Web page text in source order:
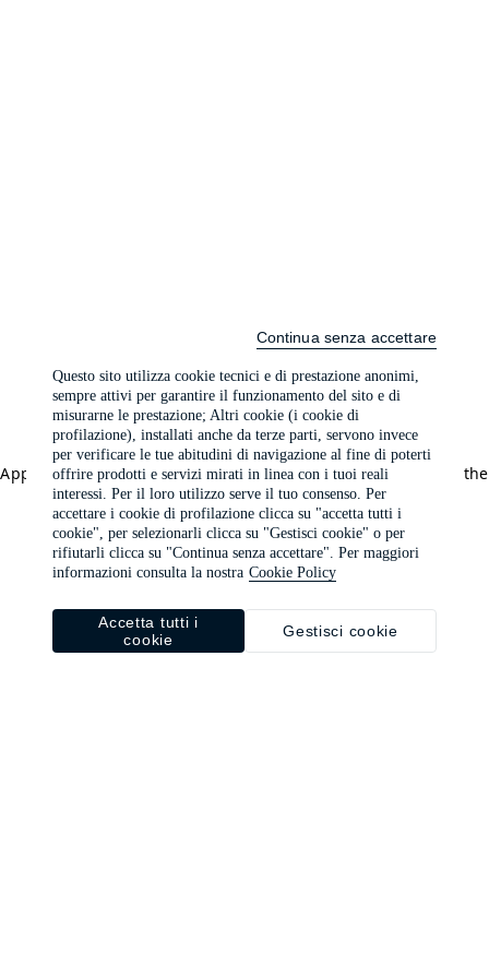
Application error: a client-side exception has occurred (see the
browser console for more information).
Questo sito utilizza cookie tecnici e di prestazione anonimi,
sempre attivi per garantire il funzionamento del sito e di
misurarne le prestazione; Altri cookie (i cookie di
profilazione), installati anche da terze parti, servono invece
per verificare le tue abitudini di navigazione al fine di poterti
offrire prodotti e servizi mirati in linea con i tuoi reali
interessi. Per il loro utilizzo serve il tuo consenso. Per
accettare i cookie di profilazione clicca su "accetta tutti i
cookie", per selezionarli clicca su "Gestisci cookie" o per
rifiutarli clicca su "Continua senza accettare". Per maggiori
informazioni consulta la nostra Cookie Policy
Gestisci cookie
Accetta tutti i
cookie
Continua senza accettare